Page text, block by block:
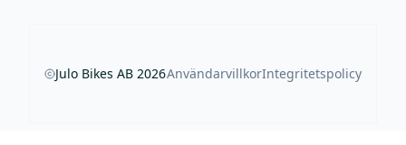
Julo Bikes AB 2026AnvändarvillkorIntegritetspolicy